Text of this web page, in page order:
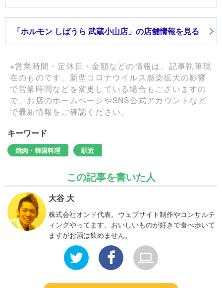
「ホルモン しばうら 武蔵小山店」の店舗情報を見る
※営業時間・定休日・金額などの情報は、記事執筆現
在のものです。新型コロナウイルス感染拡大の影響
で営業時間などを変更している場合もございますの
で、お店のホームページやSNS公式アカウントなど
で最新情報をご確認ください。
キーワード
焼肉・韓国料理 駅近
この記事を書いた人
大谷 大
株式会社オンド代表。ウェブサイト制作やコンサルテ
ィングやってます。おいしいものが好きで食べ歩いて
ますがお酒は飲めません。